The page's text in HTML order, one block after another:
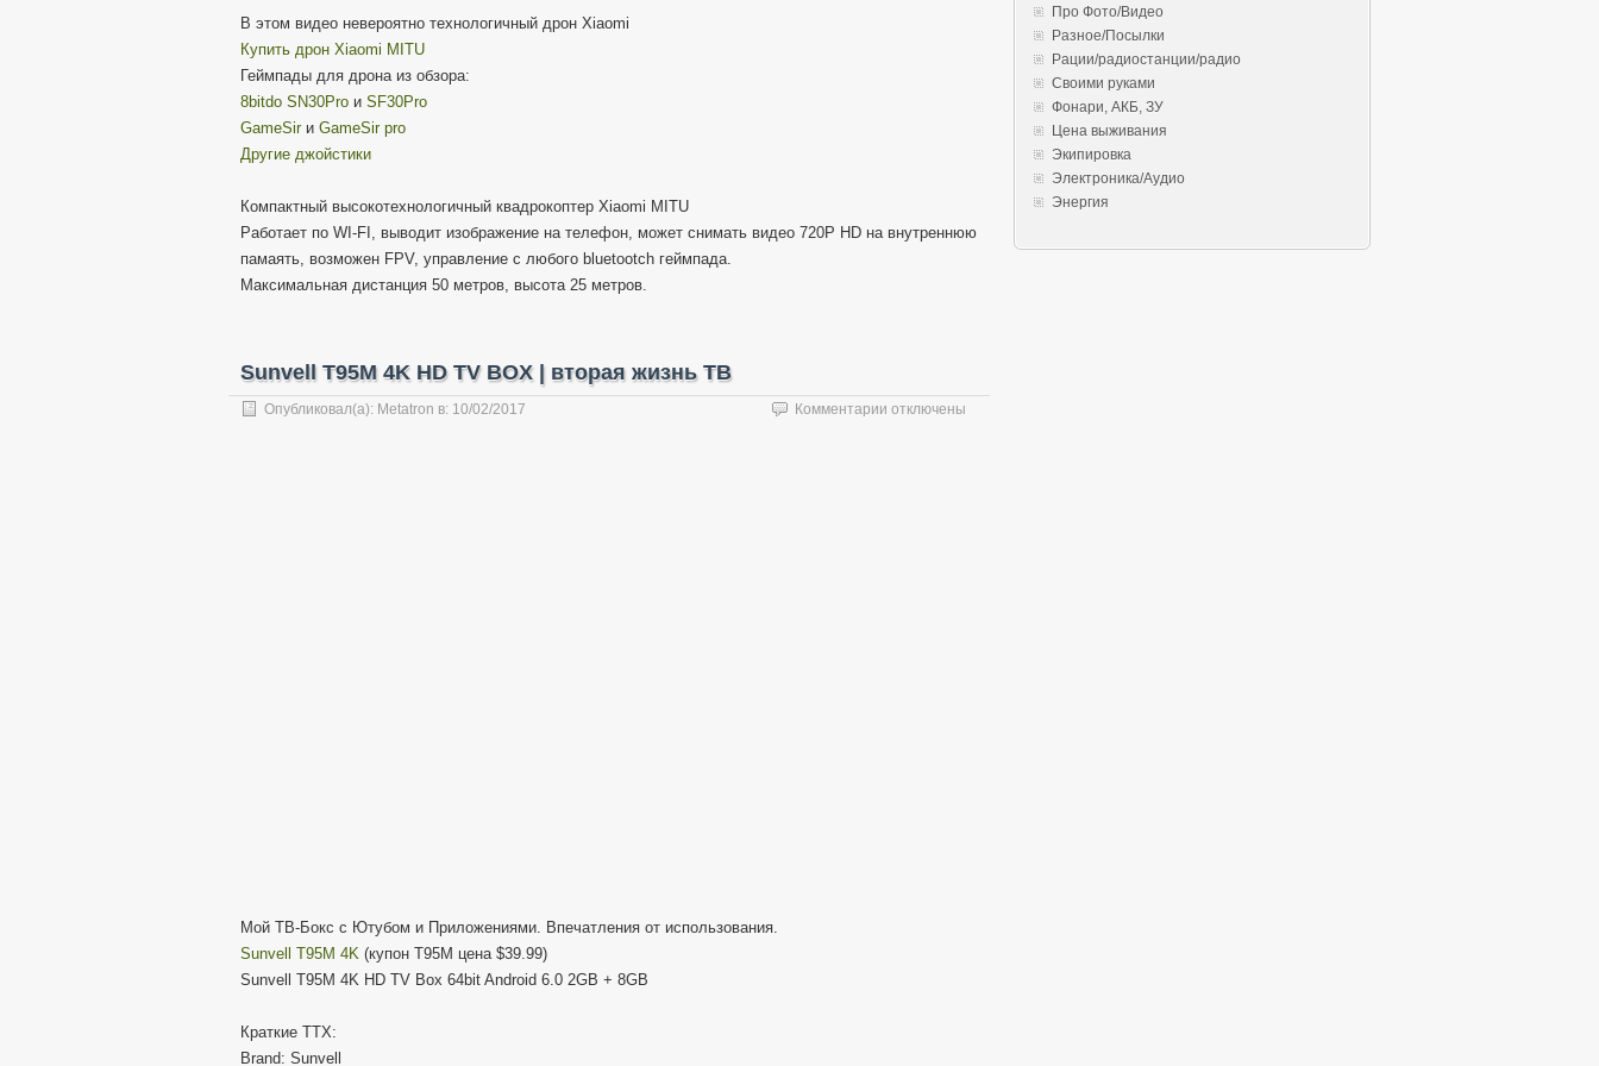
В этом видео невероятно технологичный дрон Xiaomi
Купить дрон Xiaomi MITU
Геймпады для дрона из обзора:
8bitdo SN30Pro и SF30Pro
GameSirи GameSir pro
Другие джойстики
Компактный высокотехнологичный квадрокоптер Xiaomi MITU
Работает по WI-FI, выводит изображение на телефон, может снимать видео 720P HD на внутреннюю
памаять, возможен FPV, управление с любого bluetootch геймпада.
Максимальная дистанция 50 метров, высота 25 метров.
Sunvell T95M 4K HD TV BOX | вторая жизнь ТВ
Опубликовал(а): Metatron в: 10/02/2017 Комментарии котключены
Мой ТВ-Бокс с Ютубом и Приложениями. Впечатления от использования.
Sunvell T95M 4K (купон T95M цена $39.99)
Sunvell T95M 4K HD TV Box 64bit Android 6.0 2GB + 8GB
Краткие ТТХ:
Brand: Sunvell
Про Фото/Видео
Разное/Посылки
Рации/радиостанции/радио
Своими руками
Фонари, АКБ, ЗУ
Цена выживания
Экипировка
Электроника/Аудио
Энергия